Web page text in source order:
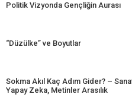
Politik Vizyonda Gençliğin Aurası
“Düzülke” ve Boyutlar
Sokma Akıl Kaç Adım Gider? –
Yapay Zeka, Metinler Arasılık